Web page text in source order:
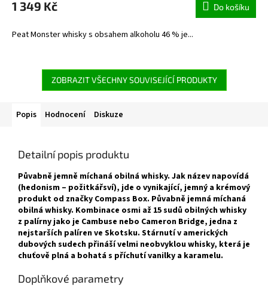
1 349 Kč Do košíku
Peat Monster whisky s obsahem alkoholu 46 % je...
ZOBRAZIT VŠECHNY SOUVISEJÍCÍ PRODUKTY
Popis Hodnocení Diskuze
Detailní popis produktu
Půvabně jemně míchaná obilná whisky. Jak název napovídá
(hedonism – požitkářsví), jde o vynikající, jemný a krémový
produkt od značky Compass Box. Půvabně jemná míchaná
obilná whisky. Kombinace osmi až 15 sudů obilných whisky
z palírny jako je Cambuse nebo Cameron Bridge, jedna z
nejstarších palíren ve Skotsku. Stárnutí v amerických
dubových sudech přináší velmi neobvyklou whisky, která je
chuťově plná a bohatá s příchutí vanilky a karamelu.
Doplňkové parametry